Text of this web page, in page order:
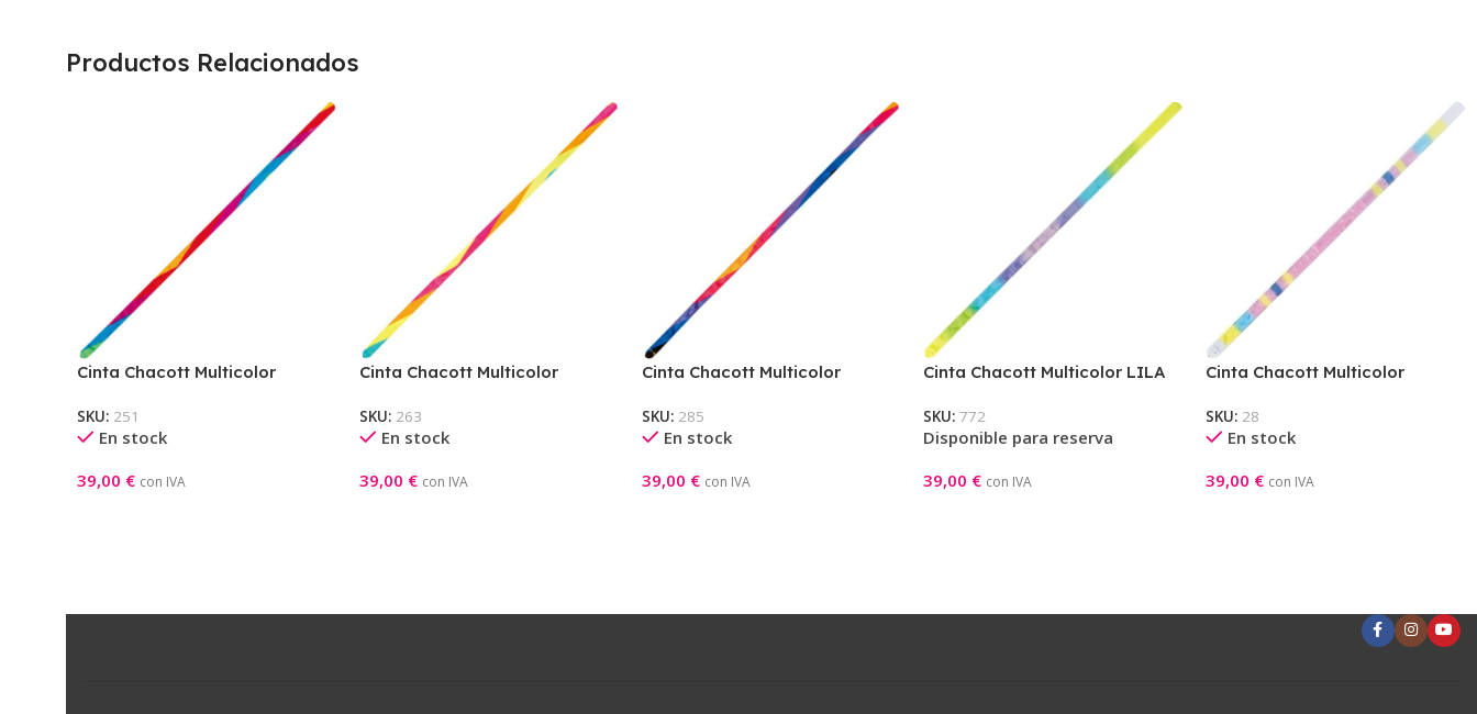
Productos Relacionados
Cinta Chacott Multicolor
SKU: 251
En stock
39,00 € con IVA
Cinta Chacott Multicolor
SKU: 263
En stock
39,00 € con IVA
Cinta Chacott Multicolor
SKU: 285
En stock
39,00 € con IVA
Cinta Chacott Multicolor LILA
SKU:772
Disponible para reserva
39,00 € con IVA
Cinta Chacott Multicolor
SKU: 28
En stock
39,00 € con IVA